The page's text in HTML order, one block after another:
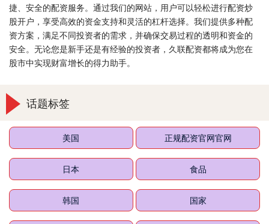
捷、安全的配资服务。通过我们的网站，用户可以轻松进行配资炒
股开户，享受高效的资金支持和灵活的杠杆选择。我们提供多种配
资方案，满足不同投资者的需求，并确保交易过程的透明和资金的
安全。无论您是新手还是有经验的投资者，久联配资都将成为您在
股市中实现财富增长的得力助手。
话题标签
美国 正规配资官网官网
日本 食品
韩国 国家